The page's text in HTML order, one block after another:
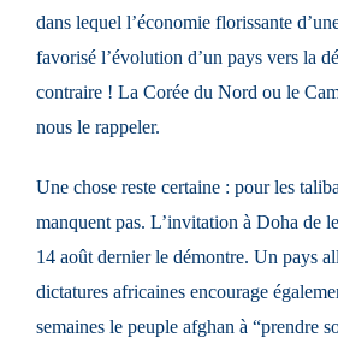
dans lequel l’économie florissante
favorisé l’évolution d’un pays vers la
contraire ! La Corée du Nord ou le
nous le rappeler.
Une chose reste certaine : pour les
manquent pas. L’invitation à Doha de
14 août dernier le démontre. Un pays
dictatures africaines encourage
semaines le peuple afghan à “prendre